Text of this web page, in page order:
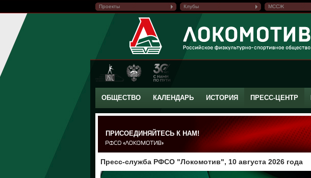
Проекты Клубы МССЖ
ОБЩЕСТВО КАЛЕНДАРЬ ИСТОРИЯ ПРЕСС-ЦЕНТР
ПРИСОЕДИНЯЙТЕСЬ К НАМ!
Пресс-служба РФСО "Локомотив", 10 августа 2026 года